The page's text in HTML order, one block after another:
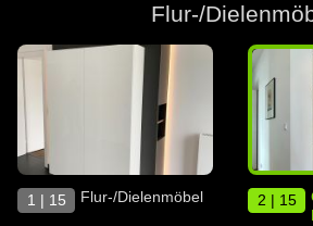
Flur-/
1 | 15 Flur-/Dielenmöbel 2 | 15